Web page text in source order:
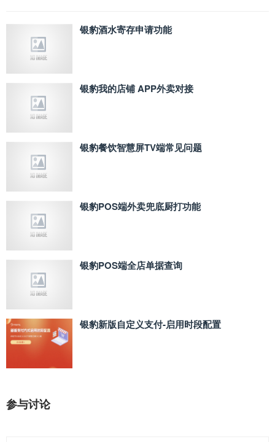
银豹酒水寄存申请功能
银豹我的店铺 APP外卖对接
银豹餐饮智慧屏TV端常见问题
银豹POS端外卖兜底厨打功能
银豹POS端全店单据查询
银豹新版自定义支付‑启用时段配置
参与讨论